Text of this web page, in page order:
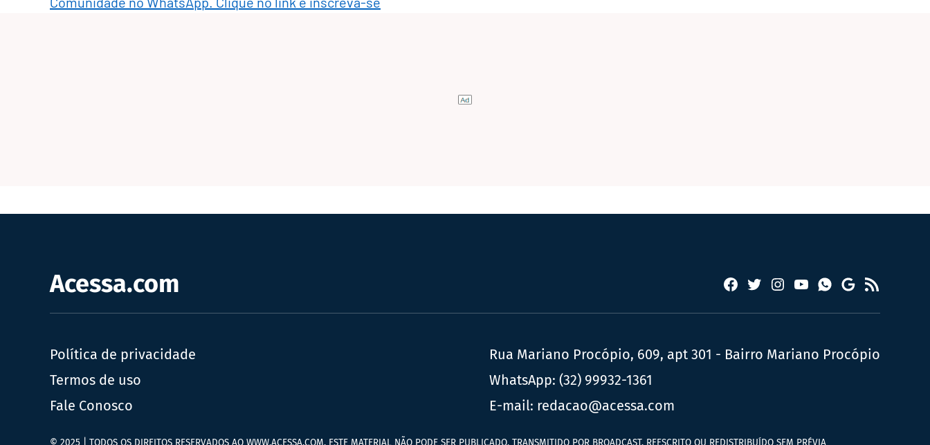
Acessa.com Facebook
TwitterInstagram
YouTubeWhatsapp
Google
News
RSS
Política de privacidade
Termos de uso
Fale Conosco
Rua Mariano Procópio, 609, apt 301 - Bairro Mariano Procópio
WhatsApp: (32) 99932-1361
E-mail: redacao@acessa.com
© 2025 | TODOS OS DIREITOS RESERVADOS AO WWW.ACESSA.COM. ESTE MATERIAL NÃO PODE SER PUBLICADO, TRANSMITIDO POR BROADCAST, REESCRITO OU REDISTRIBUÍDO SEM PRÉVIA